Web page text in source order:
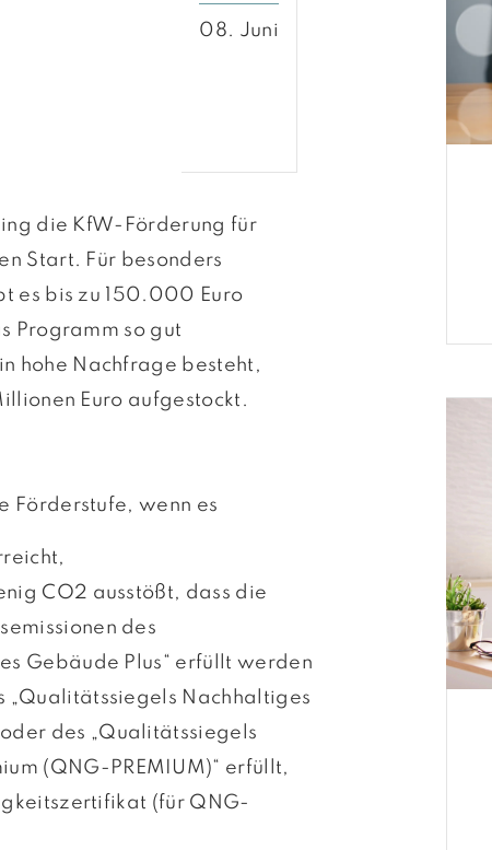
08. Juni
die KfW-Förderung für
Start. Für besonders
es bis zu 150.000 Euro
Programm so gut
hohe Nachfrage besteht,
Euro aufgestockt.
Förderstufe, wenn es
CO2 ausstößt, dass die
des
Gebäude Plus“ erfüllt werden
„Qualitätssiegels Nachhaltiges
des „Qualitäts­siegels
(QNG-PREMIUM)“ erfüllt,
(für QNG-